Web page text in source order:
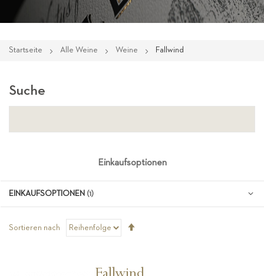
Startseite Alle Weine Weine Fallwind
Sortieren nach
Suche
Einkaufsoptionen
EINKAUFSOPTIONEN